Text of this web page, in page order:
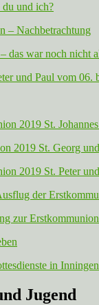
und ich?
– Nachbetrachtung
das war noch nicht
und Paul vom 06.
2019 St.
2019 St. Georg
2019 St. Peter
der
zur
in Inningen
Jugend